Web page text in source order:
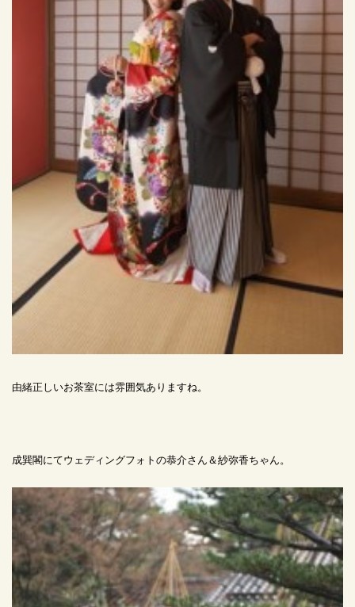
由緒正しいお茶室には雰囲気ありますね。
成巽閣にてウェディングフォトの恭介さん＆紗弥香ちゃん。